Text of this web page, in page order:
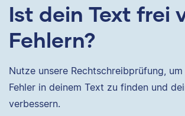
Ist dein Text frei
Fehlern?
Nutze unsere Rechtschreibprüfung,
Fehler in deinem Text zu finden und
verbessern.